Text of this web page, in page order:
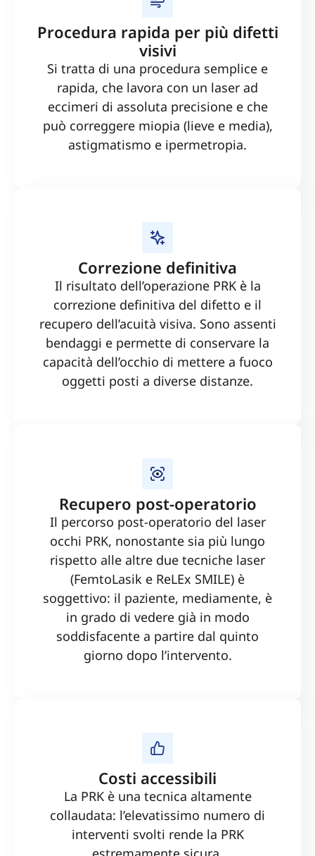
Procedura rapida per più difetti
visivi
Si tratta di una procedura semplice e
rapida, che lavora con un laser ad
eccimeri di assoluta precisione e che
può correggere miopia (lieve e media),
astigmatismo e ipermetropia.
Correzione definitiva
Il risultato dell’operazione PRK è la
correzione definitiva del difetto e il
recupero dell’acuità visiva. Sono assenti
bendaggi e permette di conservare la
capacità dell’occhio di mettere a fuoco
oggetti posti a diverse distanze.
Recupero post-operatorio
Il percorso post-operatorio del laser
occhi PRK, nonostante sia più lungo
rispetto alle altre due tecniche laser
(FemtoLasik e ReLEx SMILE) è
soggettivo: il paziente, mediamente, è
in grado di vedere già in modo
soddisfacente a partire dal quinto
giorno dopo l’intervento.
Costi accessibili
La PRK è una tecnica altamente
collaudata: l’elevatissimo numero di
interventi svolti rende la PRK